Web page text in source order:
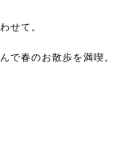
せて。
で春のお散歩を満喫。